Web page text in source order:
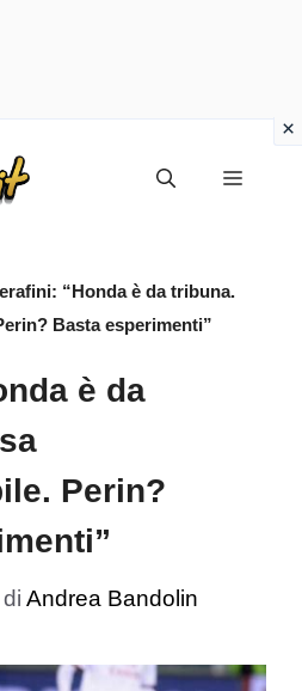
Menu
“Honda è da tribuna.
Basta esperimenti”
è da
Perin?
di Andrea Bandolin